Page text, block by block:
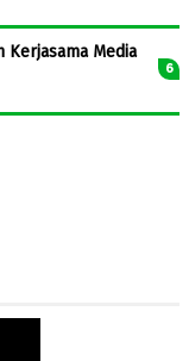
Kerjasama Media